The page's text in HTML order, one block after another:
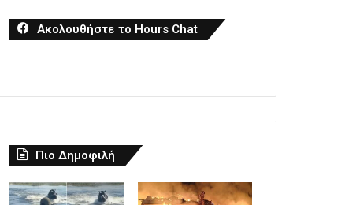
Ακολουθήστε το Hours Chat
Πιο Δημοφιλή